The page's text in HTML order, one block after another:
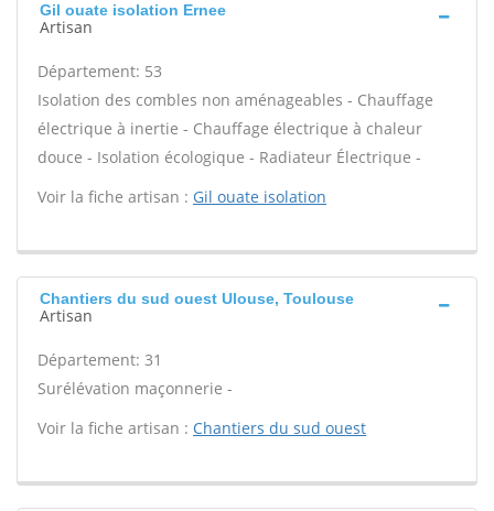
Gil ouate isolation Ernee
Artisan
Département: 53
Isolation des combles non aménageables - Chauffage
électrique à inertie - Chauffage électrique à chaleur
douce - Isolation écologique - Radiateur Électrique -
Voir la fiche artisan : Gil ouate isolation
Chantiers du sud ouest Ulouse, Toulouse
Artisan
Département: 31
Surélévation maçonnerie -
Voir la fiche artisan : Chantiers du sud ouest